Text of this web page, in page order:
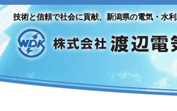
技術と信頼で社会に貢献、新潟県の電気・水